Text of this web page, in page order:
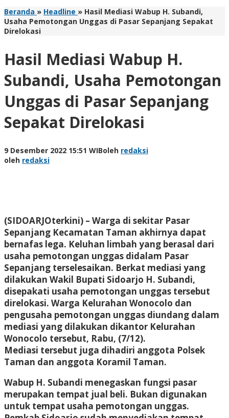
Beranda » Headline » Hasil Mediasi Wabup H. Subandi,
Usaha Pemotongan Unggas di Pasar Sepanjang Sepakat
Direlokasi
Hasil Mediasi Wabup H.
Subandi, Usaha Pemotongan
Unggas di Pasar Sepanjang
Sepakat Direlokasi
9 Desember 2022 15:51 WIBoleh redaksi
oleh redaksi
(SIDOARJOterkini) – Warga di sekitar Pasar
Sepanjang Kecamatan Taman akhirnya dapat
bernafas lega. Keluhan limbah yang berasal dari
usaha pemotongan unggas didalam Pasar
Sepanjang terselesaikan. Berkat mediasi yang
dilakukan Wakil Bupati Sidoarjo H. Subandi,
disepakati usaha pemotongan unggas tersebut
direlokasi. Warga Kelurahan Wonocolo dan
pengusaha pemotongan unggas diundang dalam
mediasi yang dilakukan dikantor Kelurahan
Wonocolo tersebut, Rabu, (7/12).
Mediasi tersebut juga dihadiri anggota Polsek
Taman dan anggota Koramil Taman.
Wabup H. Subandi menegaskan fungsi pasar
merupakan tempat jual beli. Bukan digunakan
untuk tempat usaha pemotongan unggas.